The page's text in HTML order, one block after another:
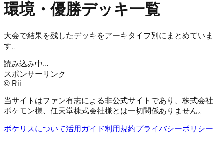
環境・優勝デッキ一覧
大会で結果を残したデッキをアーキタイプ別にまとめていま
す。
読み込み中...
スポンサーリンク
© Rii
当サイトはファン有志による非公式サイトであり、株式会社
ポケモン様、任天堂株式会社様とは一切関係ありません。
ポケリスについて活用ガイド利用規約プライバシーポリシー